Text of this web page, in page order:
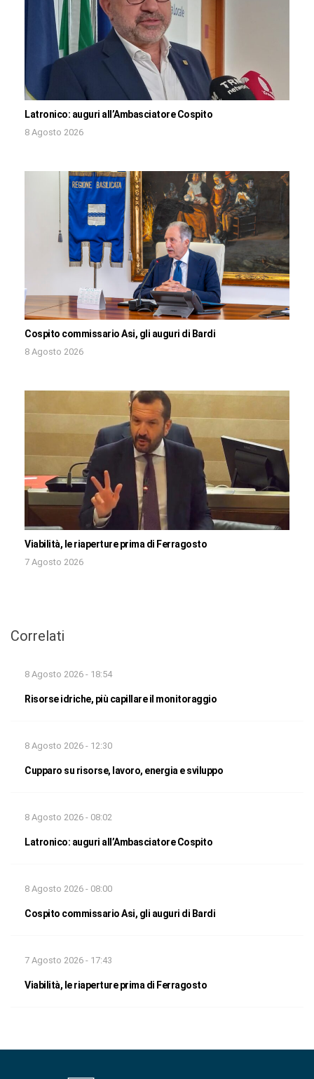
Latronico: auguri all’Ambasciatore Cospito
8 Agosto 2026
Cospito commissario Asi, gli auguri di Bardi
8 Agosto 2026
Viabilità, le riaperture prima di Ferragosto
7 Agosto 2026
Correlati
8 Agosto 2026 - 18:54
Risorse idriche, più capillare il monitoraggio
8 Agosto 2026 - 12:30
Cupparo su risorse, lavoro, energia e sviluppo
8 Agosto 2026 - 08:02
Latronico: auguri all’Ambasciatore Cospito
8 Agosto 2026 - 08:00
Cospito commissario Asi, gli auguri di Bardi
7 Agosto 2026 - 17:43
Viabilità, le riaperture prima di Ferragosto